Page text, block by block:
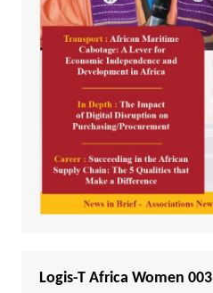
Logis-T Africa Women 003